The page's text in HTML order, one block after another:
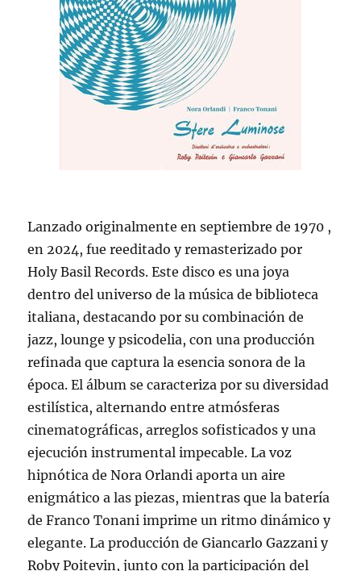
Lanzado originalmente en septiembre de 1970 ,
en 2024, fue reeditado y remasterizado por
Holy Basil Records. Este disco es una joya
dentro del universo de la música de biblioteca
italiana, destacando por su combinación de
jazz, lounge y psicodelia, con una producción
refinada que captura la esencia sonora de la
época. El álbum se caracteriza por su diversidad
estilística, alternando entre atmósferas
cinematográficas, arreglos sofisticados y una
ejecución instrumental impecable. La voz
hipnótica de Nora Orlandi aporta un aire
enigmático a las piezas, mientras que la batería
de Franco Tonani imprime un ritmo dinámico y
elegante. La producción de Giancarlo Gazzani y
Roby Poitevin, junto con la participación del